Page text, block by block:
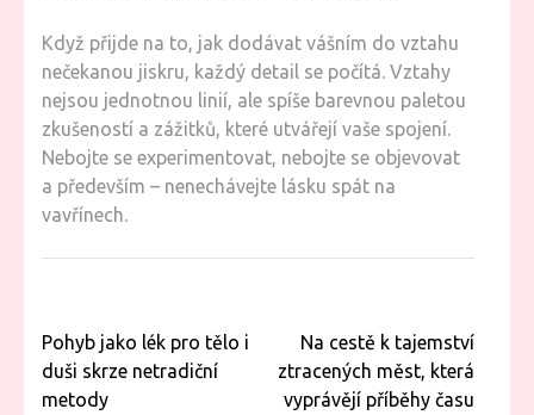
Když přijde na to, jak dodávat vášním do vztahu
nečekanou jiskru, každý detail se počítá. Vztahy
nejsou jednotnou linií, ale spíše barevnou paletou
zkušeností a zážitků, které utvářejí vaše spojení.
Nebojte se experimentovat, nebojte se objevovat
a především – nenechávejte lásku spát na
vavřínech.
Navigace
pro
příspěvek
Pohyb jako lék pro tělo i
duši skrze netradiční
metody
Na cestě k tajemství
ztracených měst, která
vyprávějí příběhy času